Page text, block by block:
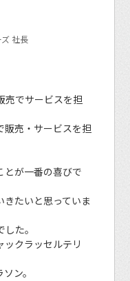
社長
売でサービスを担
販売・サービスを担
とが一番の喜びで
たいと思っていま
た。
クラッセルテリ
ン。